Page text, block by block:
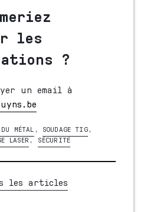
les
?
un email à
MÉTAL , SOUDAGE TIG,
LASER , SÉCURITÉ
les articles